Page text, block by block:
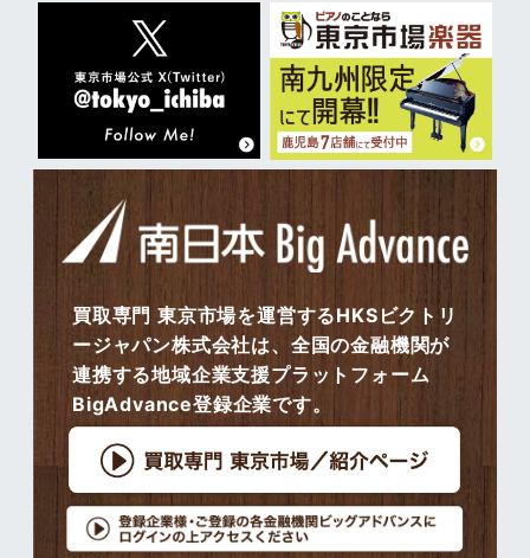
買取専門 東京市場を運営するHKSビクトリ
ージャパン株式会社は、全国の金融機関が
連携する地域企業支援プラットフォーム
BigAdvance登録企業です。